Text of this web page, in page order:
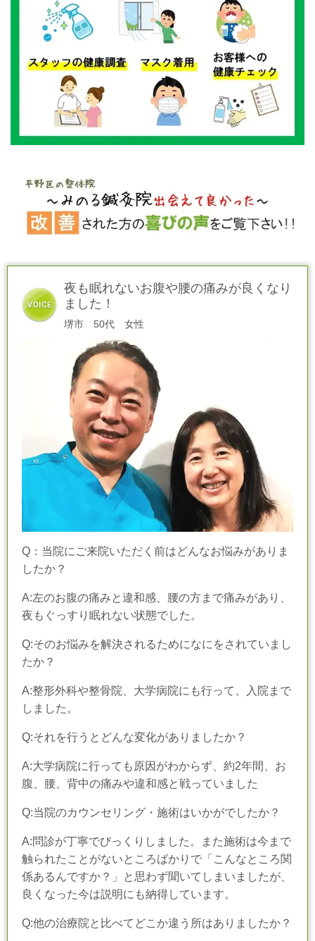
夜も眠れないお腹や腰の痛みが良くなり
ました！
堺市 50代 女性
Q：当院にご来院いただく前はどんなお悩みがありま
したか？
A:左のお腹の痛みと違和感、腰の方まで痛みがあり、
夜もぐっすり眠れない状態でした。
Q:そのお悩みを解決されるためになにをされていまし
たか？
A:整形外科や整骨院、大学病院にも行って、入院まで
しました。
Q:それを行うとどんな変化がありましたか？
A:大学病院に行っても原因がわからず、約2年間、お
腹、腰、背中の痛みや違和感と戦っていました
Q:当院のカウンセリング・施術はいかがでしたか？
A:問診が丁寧でびっくりしました。また施術は今まで
触られたことがないところばかりで「こんなところ関
係あるんですか？」と思わず聞いてしまいましたが、
良くなった今は説明にも納得しています。
Q:他の治療院と比べてどこか違う所はありましたか？